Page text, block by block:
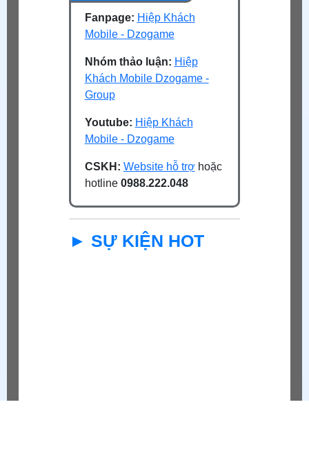
Fanpage: Hiệp Khách
Mobile - Dzogame
Nhóm thảo luận: Hiệp
Khách Mobile Dzogame -
Group
Youtube: Hiệp Khách
Mobile - Dzogame
CSKH: Website hỗ trợ hoặc
hotline 0988.222.048
► SỰ KIỆN HOT